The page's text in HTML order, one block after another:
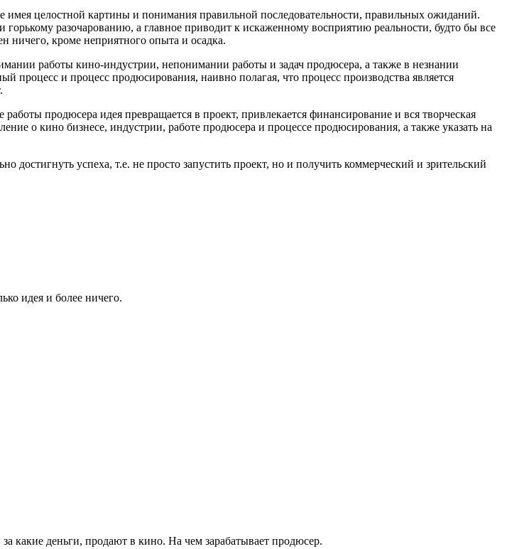
целостной картины и понимания правильной последовательности, правильных ожиданий.
разочарованию, а главное приводит к искаженному восприятию реальности, будто бы все
ничего, кроме неприятного опыта и осадка.
работы кино-индустрии, непонимании работы и задач продюсера, а также в незнании
и процесс продюсирования, наивно полагая, что процесс производства является
продюсера идея превращается в проект, привлекается финансирование и вся творческая
о кино бизнесе, индустрии, работе продюсера и процессе продюсирования, а также указать на
успеха, т.е. не просто запустить проект, но и получить коммерческий и зрительский
идея и более ничего.
какие деньги, продают в кино. На чем зарабатывает продюсер.